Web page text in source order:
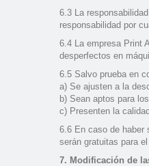
6.3 La
responsabilidad por
6.4 La empresa Print
desperfectos en
6.5 Salvo prueba en
a) Se ajusten a la
b) Sean aptos para
c) Presenten la
6.6 En caso de haber
serán gratuitas para
7. Modificación de